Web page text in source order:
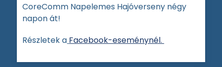
CoreComm Napelemes Hajóverseny négy
napon át!
Részletek a Facebook-eseménynél.